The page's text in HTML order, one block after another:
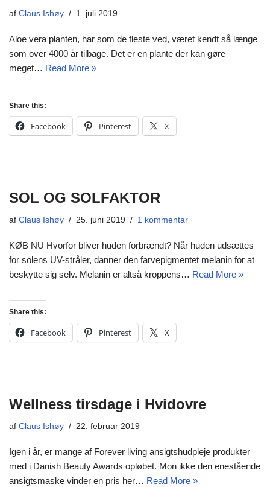
af Claus Ishøy 1. juli 2019
Aloe vera planten, har som de fleste ved, været kendt så længe
som over 4000 år tilbage. Det er en plante der kan gøre
meget… Read More »
Share this:
Facebook Pinterest X
SOL OG SOLFAKTOR
af Claus Ishøy 25. juni 2019 1 kommentar
KØB NU Hvorfor bliver huden forbrændt? Når huden udsættes
for solens UV-stråler, danner den farvepigmentet melanin for at
beskytte sig selv. Melanin er altså kroppens… Read More »
Share this:
Facebook Pinterest X
Wellness tirsdage i Hvidovre
af Claus Ishøy 22. februar 2019
Igen i år, er mange af Forever living ansigtshudpleje produkter
med i Danish Beauty Awards opløbet. Mon ikke den enestående
ansigtsmaske vinder en pris her… Read More »